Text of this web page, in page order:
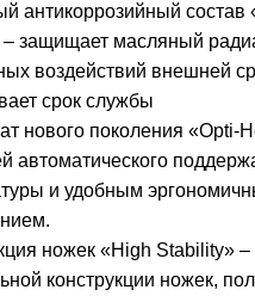
антикоррозийный состав
защищает масляный
воздействий внешней
срок службы
нового поколения «Opti-
автоматического
и удобным
ножек «High Stability» –
конструкции ножек,